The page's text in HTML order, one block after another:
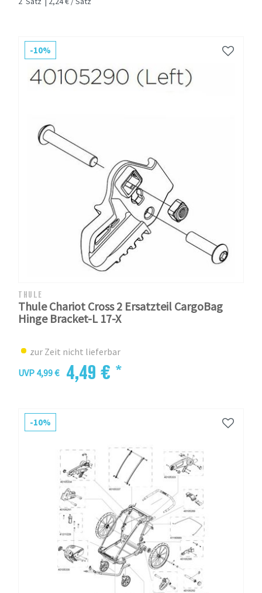
-10%
THULE
Thule Chariot Cross 2 Ersatzteil CargoBag
Hinge Bracket-L 17-X
zur Zeit nicht lieferbar
UVP 4,99 €
4,49 € *
-10%